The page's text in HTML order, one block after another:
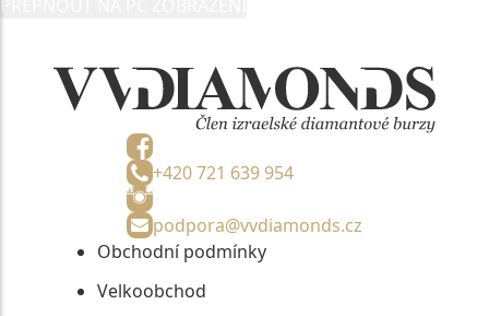
+420 721 639 954
podpora@vvdiamonds.cz
Obchodní podmínky
Velkoobchod